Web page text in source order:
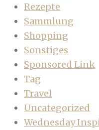
Rezepte
Sammlung
Shopping
Sonstiges
Sponsored Link
Tag
Travel
Uncategorized
Wednesday